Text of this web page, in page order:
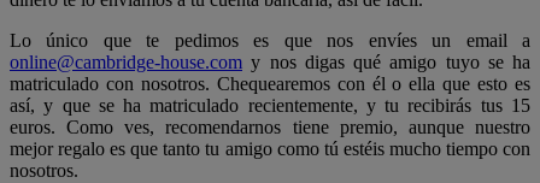
Lo único que te pedimos es que nos envíes un email a
online@cambridge-house.com y nos digas qué amigo tuyo se ha
matriculado con nosotros. Chequearemos con él o ella que esto es
así, y que se ha matriculado recientemente, y tu recibirás tus 15
euros. Como ves, recomendarnos tiene premio, aunque nuestro
mejor regalo es que tanto tu amigo como tú estéis mucho tiempo con
nosotros.